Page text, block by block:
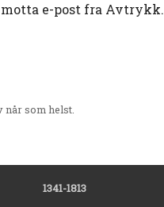
motta e-post fra Avtrykk.
når som helst.
1341-1813